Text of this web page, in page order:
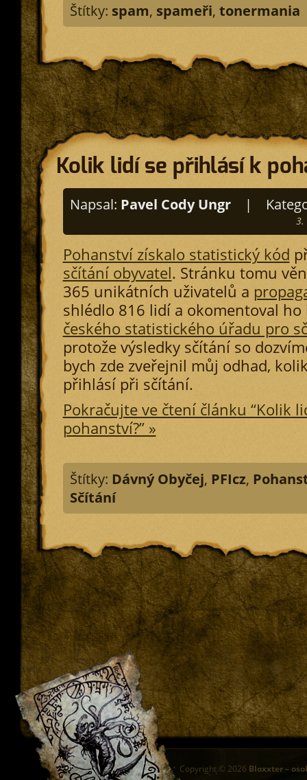
Štítky: spam, spameři, tonermania
Kolik lidí se přihlásí k
Napsal: Pavel Cody Ungr |
3.
Pohanství získalo statistický kód
sčítání obyvatel. Stránku tomu
365 unikátních uživatelů a
shlédlo 816 lidí a okomentoval
českého statistického úřadu pro
protože výsledky sčítání so
bych zde zveřejnil můj odhad,
přihlásí při sčítání.
Pokračujte ve čtení článku “Kolik
pohanství?” »
Štítky: Dávný Obyčej, PFIcz,
Sčítání
Copyright © 2026 Bloxxter –